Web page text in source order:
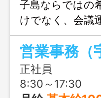
子島ならではの
けでなく、会議
携われるため、
収400万円以上
あり。宇宙産業
ける環境が魅力
正社員
8:30～17:30